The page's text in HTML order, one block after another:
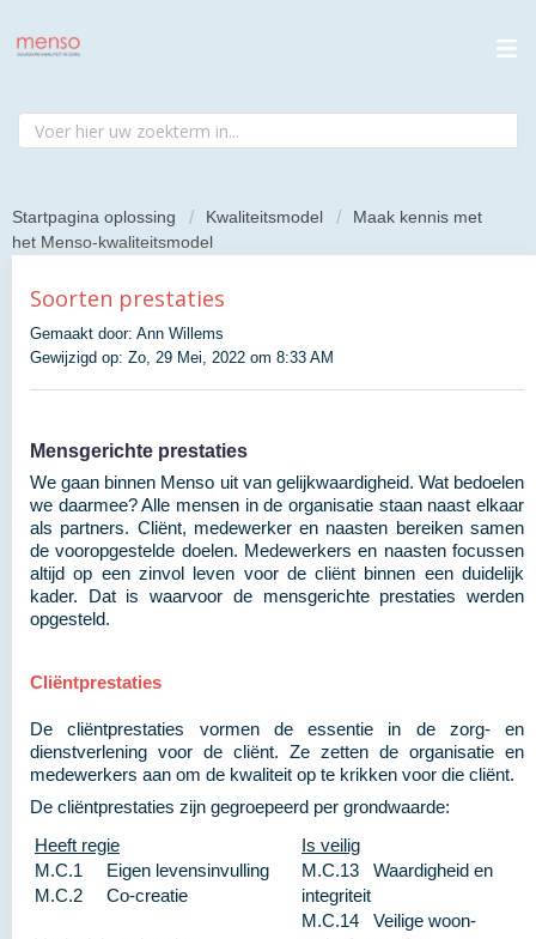
Startpagina oplossing Kwaliteitsmodel
Maak kennis met
het Menso-kwaliteitsmodel
Soorten prestaties
Gemaakt door: Ann Willems
Gewijzigd op: Zo, 29 Mei, 2022 om 8:33 AM
Mensgerichte prestaties
We gaan binnen Menso uit van gelijkwaardigheid. Wat bedoelen
we daarmee? Alle mensen in de organisatie staan naast elkaar
als partners. Cliënt, medewerker en naasten bereiken samen
de vooropgestelde doelen. Medewerkers en naasten focussen
altijd op een zinvol leven voor de cliënt binnen een duidelijk
kader. Dat is waarvoor de mensgerichte prestaties werden
opgesteld.
Cliëntprestaties
De cliëntprestaties vormen de essentie in de zorg- en
dienstverlening voor de cliënt. Ze zetten de organisatie en
medewerkers aan om de kwaliteit op te krikken voor die cliënt.
De cliëntprestaties zijn gegroepeerd per grondwaarde:
Heeft regie
M.C.1 Eigen levensinvulling
M.C.2 Co-creatie
Is veilig
M.C.13 Waardigheid en
integriteit
M.C.14 Veilige woon-